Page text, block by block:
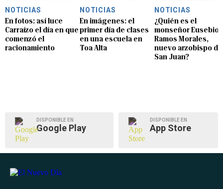
NOTICIAS
En fotos: así luce
Carraízo el día en que
comenzó el
racionamiento
NOTICIAS
En imágenes: el
primer día de clases
en una escuela en
Toa Alta
NOTICIAS
¿Quién es el
monseñor Eusebio
Ramos Morales,
nuevo arzobispo de
San Juan?
DISPONIBLE EN
Google Play
DISPONIBLE EN
App Store